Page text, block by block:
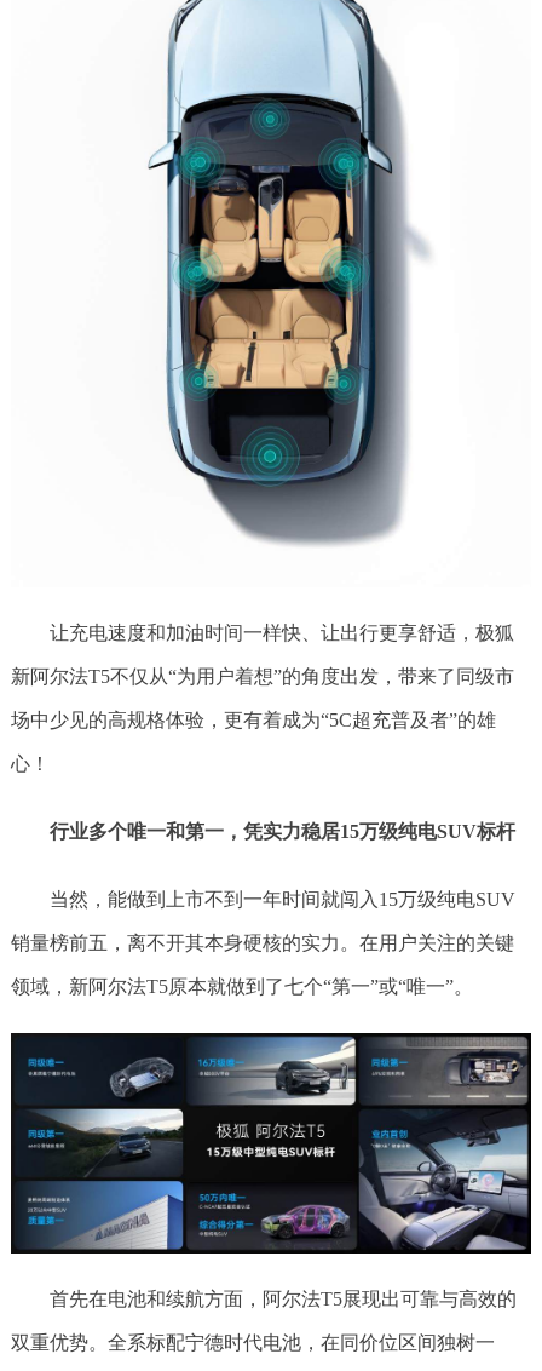
让充电速度和加油时间一样快、让出行更享舒适，极狐
新阿尔法T5不仅从“为用户着想”的角度出发，带来了同级市
场中少见的高规格体验，更有着成为“5C超充普及者”的雄
心！
行业多个唯一和第一，凭实力稳居15万级纯电SUV标杆
当然，能做到上市不到一年时间就闯入15万级纯电SUV
销量榜前五，离不开其本身硬核的实力。在用户关注的关键
领域，新阿尔法T5原本就做到了七个“第一”或“唯一”。
首先在电池和续航方面，阿尔法T5展现出可靠与高效的
双重优势。全系标配宁德时代电池，在同价位区间独树一